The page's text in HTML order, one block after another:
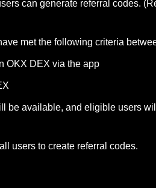
can generate referral codes.
met the following criteria
OKX DEX via the app
be available, and eligible users
users to create referral codes.